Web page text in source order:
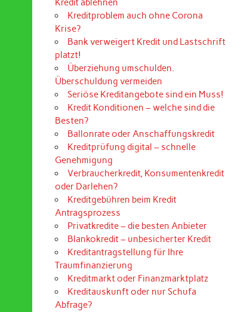
Kredit ablehnen
Kreditproblem auch ohne Corona
Krise?
Bank verweigert Kredit und Lastschrift
platzt!
Überziehung umschulden.
Überschuldung vermeiden
Seriöse Kreditangebote sind ein Muss!
Kredit Konditionen – welche sind die
Besten?
Ballonrate oder Anschaffungskredit
Kreditprüfung digital – schnelle
Genehmigung
Verbraucherkredit, Konsumentenkredit
oder Darlehen?
Kreditgebühren beim Kredit
Antragsprozess
Privatkredite – die besten Anbieter
Blankokredit – unbesicherter Kredit
Kreditantragstellung für Ihre
Traumfinanzierung
Kreditmarkt oder Finanzmarktplatz
Kreditauskunft oder nur Schufa
Abfrage?